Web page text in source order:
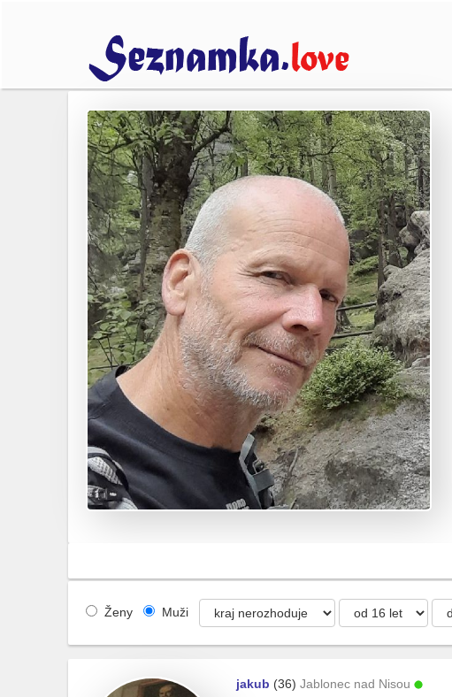
Ženy Muži
jakub (36) Jablonec nad Nisou